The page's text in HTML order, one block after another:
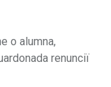
o alumna,
renunciï